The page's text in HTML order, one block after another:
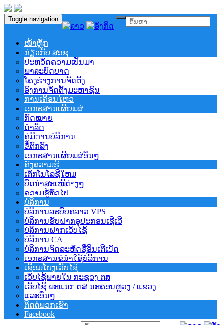
Toggle navigation
ໜ້າຫຼັກ
ກ່ຽວກັບ ສອຊ
ປະຫວັດຄວາມເປັນມາ
ພາລະບົດບາດ
ໂຄງຮ່າງການຈັດຕັ້ງ
ອົງການຈັດຕັ້ງມະຫາຊົນ
ການເຄຶ່ອນໄຫວ
ເອກະສານເຜີຍແຜ່
ກົດໝາຍ
ດຳລັດ
ຄູ່ມືການບໍລິການ
ຂໍ້ຕົກລົງ
ເອກະສານເຜີຍແຜ່ອື່ນໆ
ຄັງຄວາມຮູ້
ເຕັກໂນໂລຊີໃຫມ່
ບົດນຳສະເໜີຕ່າງໆ
ຄວາມຮູ້ທົ່ວໄປ
ບໍລິການ
ບໍລິການລະບົບຄລາວ VPS
ບໍລິການຮັບຝາກອຸປະກອນເຊີເວີ
ບໍລິການຝາກເວັບໄຊ້
ບໍລິການ CA
ບໍລິການຈົດລະຫັດຊື່ອິນເຕີເນັດ
ເອກະສານຂໍນຳໃຊ້ບໍລິການ
ເຊື່ອມໂຍງເວັບໄຊ້
ເວັບໄຊ້ພາຍໃນ ກະຊວງ ຕສ
ເວັບໄຊ້ ພະແນກ ຕສ ນະຄອນຫຼວງ / ແຂວງ
ແລະອື່ນໆ
ຕິດຕໍ່ພວກເຮົາ
Facebook